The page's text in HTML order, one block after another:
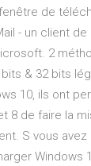
de
- un client
2
bits & 32 bits
10, ils ont
8 de faire la
S vous
Windows